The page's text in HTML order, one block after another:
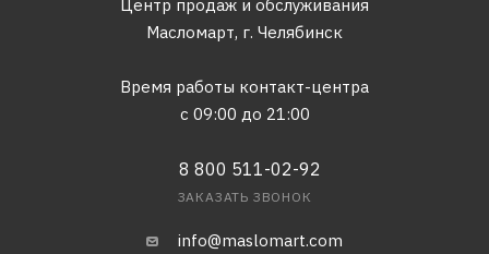
Центр продаж и обслуживания
Масломарт, г. Челябинск
Время работы контакт-центра
с 09:00 до 21:00
8 800 511-02-92
ЗАКАЗАТЬ ЗВОНОК
info@maslomart.com